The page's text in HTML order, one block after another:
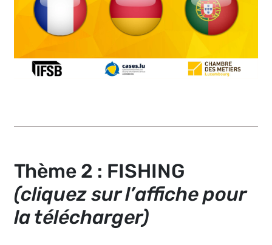
Thème 2 : FISHING
(cliquez sur l’affiche pour
la télécharger)